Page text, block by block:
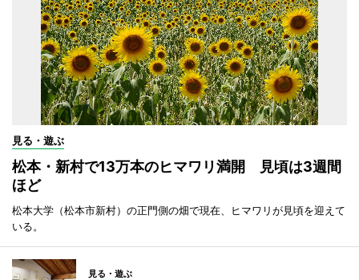
見る・遊ぶ
松本・新村で13万本のヒマワリ満開 見頃は3週間
ほど
松本大学（松本市新村）の正門側の畑で現在、ヒマワリが見頃を迎えて
いる。
見る・遊ぶ